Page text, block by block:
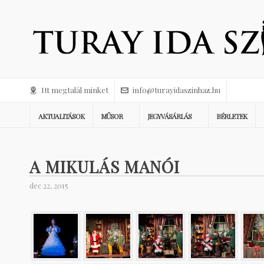
Itt megtalál minket info@turayidaszinhaz.hu
AKTUALITÁSOK MŰSOR JEGYVÁSÁRLÁS BÉRLETEK
A MIKULÁS MANÓI
dec 22, 2015